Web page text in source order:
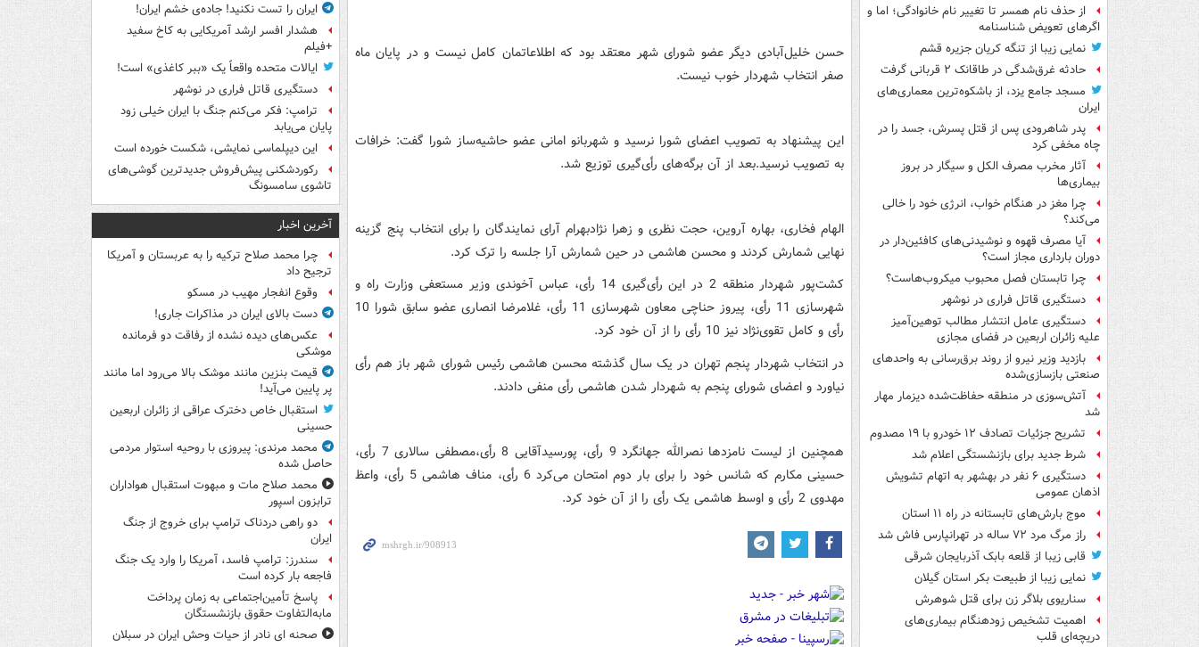
از حذف نام همسر تا تغییر نام خانوادگی؛ اما و
اگرهای تعویض شناسنامه
نمایی زیبا از تنگه کریان جزیره قشم
حادثه غرق‌شدگی در طاقانک ۲ قربانی گرفت
مسجد جامع یزد، از باشکوه‌ترین معماری‌های
ایران
پدر شاهرودی پس از قتل پسرش، جسد را در
چاه مخفی کرد
آثار مخرب مصرف الکل و سیگار در بروز
بیماری‌ها
چرا مغز در هنگام خواب، انرژی خود را خالی
می‌کند؟
آیا مصرف قهوه و نوشیدنی‌های کافئین‌دار در
دوران بارداری مجاز است؟
چرا تابستان فصل محبوب میکروب‌هاست؟
دستگیری قاتل فراری در نوشهر
دستگیری عامل انتشار مطالب توهین‌آمیز
علیه زائران اربعین در فضای مجازی
بازدید وزیر نیرو از روند برق‌رسانی به واحدهای
صنعتی بازسازی‌شده
آتش‌سوزی در منطقه حفاظت‌شده دیزمار مهار
شد
تشریح جزئیات تصادف ۱۲ خودرو با ۱۹ مصدوم
شرط جدید برای بازنشستگی اعلام شد
دستگیری ۶ نفر در بهشهر به اتهام تشویش
اذهان عمومی
موج بارش‌های تابستانه در راه ۱۱ استان
راز مرگ مرد ۷۲ ساله در تهرانپارس فاش شد
قابی زیبا از قلعه بابک آذربایجان شرقی
نمایی زیبا از طبیعت بکر استان گیلان
سناریوی بلاگر زن برای قتل شوهرش
اهمیت تشخیص زودهنگام بیماری‌های
دریچه‌ای قلب
حسن خلیل‌آبادی دیگر عضو شورای شهر معتقد بود که اطلاعاتمان کامل نیست و در پایان ماه
صفر انتخاب شهردار خوب نیست.
این پیشنهاد به تصویب اعضای شورا نرسید و شهربانو امانی عضو حاشیه‌ساز شورا گفت: خرافات
به تصویب نرسید.بعد از آن برگه‌های رأی‌گیری توزیع شد.
الهام فخاری، بهاره آروین، حجت نظری و زهرا نژادبهرام آرای نمایندگان را برای انتخاب پنج گزینه
نهایی شمارش کردند و محسن هاشمی در حین شمارش آرا جلسه را ترک کرد.
کشت‌پور شهردار منطقه 2 در این رأی‌گیری 14 رأی، عباس آخوندی وزیر مستعفی وزارت راه و
شهرسازی 11 رأی‌، پیروز حناچی معاون شهرسازی 11 رأی‌، غلامرضا انصاری عضو سابق شورا 10
رأی و کامل تقوی‌نژاد نیز 10 رأی را از آن خود کرد.
در انتخاب شهردار پنجم تهران در یک سال گذشته محسن هاشمی رئیس شورای شهر باز هم رأی
نیاورد و اعضای شورای پنجم به شهردار شدن هاشمی رأی منفی دادند.
همچنین از لیست نامزدها نصرالله جهانگرد 9 رأی، پورسیدآقایی 8 رأی،مصطفی سالاری 7 رأی،
حسینی مکارم که شانس خود را برای بار دوم امتحان می‌کرد 6 رأی، مناف هاشمی 5 رأی، واعظ
مهدوی 2 رأی و اوسط هاشمی یک رأی را از آن خود کرد.
ایران را تست نکنید! جاده‌ی خشم ایران!
هشدار افسر ارشد آمریکایی به کاخ سفید
+فیلم
ایالات متحده واقعاً یک «ببر کاغذی» است!
دستگیری قاتل فراری در نوشهر
ترامپ: فکر می‌کنم جنگ با ایران خیلی زود
پایان می‌یابد
این دیپلماسی نمایشی، شکست خورده است
رکوردشکنی پیش‌فروش جدیدترین گوشی‌های
تاشوی سامسونگ
آخرین اخبار
چرا محمد صلاح ترکیه را به عربستان و آمریکا
ترجیح داد
وقوع انفجار مهیب در مسکو
دست بالای ایران در مذاکرات جاری!
عکس‌های دیده نشده از رفاقت دو فرمانده‌
موشکی
قیمت بنزین مانند موشک بالا می‌رود اما مانند
پر پایین می‌آید!
استقبال خاص دخترک عراقی از زائران اربعین
حسینی
محمد مرندی: پیروزی با روحیه استوار مردمی
حاصل شده
محمد صلاح مات و مبهوت استقبال هواداران
ترابزون اسپور
دو راهی دردناک ترامپ برای خروج از جنگ
ایران
سندرز: ترامپ فاسد، آمریکا را وارد یک جنگ
فاجعه بار کرده است
پاسخ تأمین‌اجتماعی به زمان پرداخت
مابه‌التفاوت حقوق بازنشستگان
صحنه ای نادر از حیات وحش ایران در سبلان